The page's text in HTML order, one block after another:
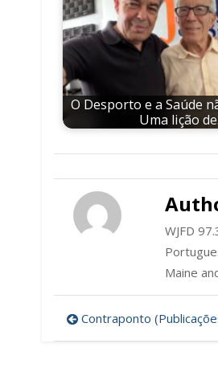
O Desporto e a Saúde
Uma lição
WJFD
Maine
Post
navigation
Contraponto